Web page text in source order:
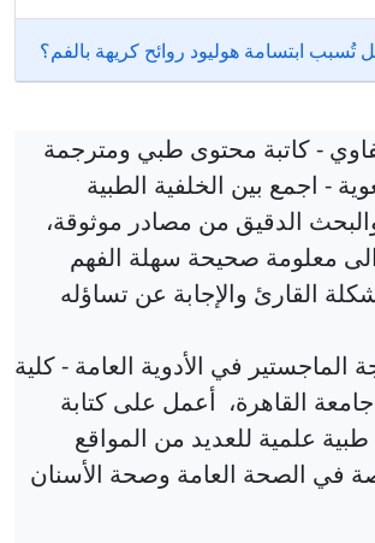
تُسبب ابتسامة هوليود روائح كريهة بالفم؟
- كاتبة محتوى طبي ومترجمة
- اجمع بين الخلفية الطبية
والبحث الدقيق من مصادر موثوقة،
معلومة صحيحة سهلة الفهم
القارئ والإجابة عن تساؤله
في الأدوية العامة - كلية
القاهرة، أعمل على كتابة
علمية للعديد من المواقع
في الصحة العامة وصحة الأسنان